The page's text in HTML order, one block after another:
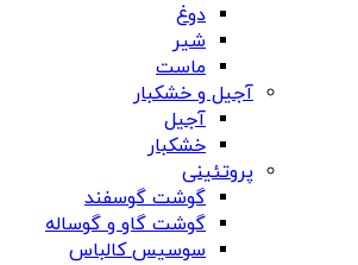
دوغ
شیر
ماست
آجیل و خشکبار
آجیل
خشکبار
پروتئینی
گوشت گوسفند
گوشت گاو و گوساله
سوسیس کالباس